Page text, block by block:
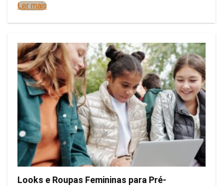
Ler mais
Looks e Roupas Femininas para Pré-